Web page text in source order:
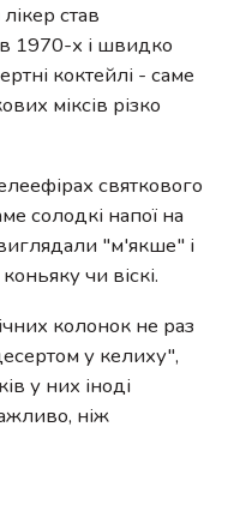
став
1970-х і швидко
коктейлі - саме
міксів різко
святкового
солодкі напої на
"м'якше" і
чи віскі.
колонок не раз
у келиху",
у них іноді
ніж